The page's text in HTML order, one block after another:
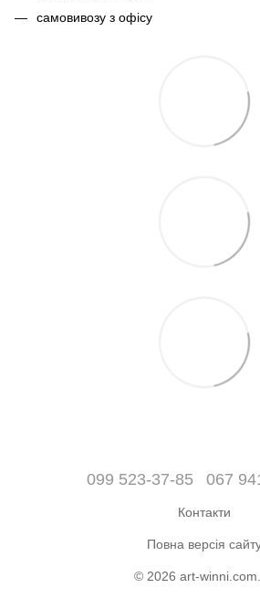
самовивозу з офісу
099 523-37-85 067
Контакти
Повна версія
© 2026 art-